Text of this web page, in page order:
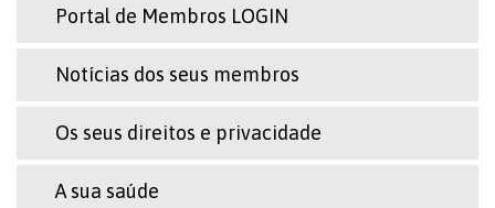
Portal de Membros LOGIN
Notícias dos seus membros
Os seus direitos e privacidade
A sua saúde